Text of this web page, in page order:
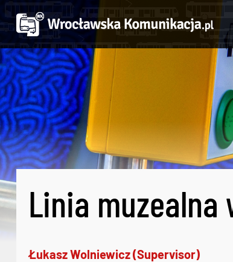
Linia muzealna
Łukasz Wolniewicz (Supervisor)